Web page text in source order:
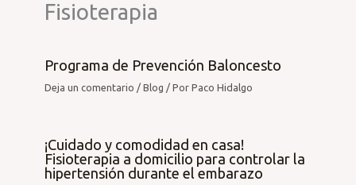
Fisioterapia
Programa de Prevención Baloncesto
Deja un comentario /Blog / PorPaco Hidalgo
¡Cuidado y comodidad en casa!
Fisioterapia a domicilio para controlar la
hipertensión durante el embarazo